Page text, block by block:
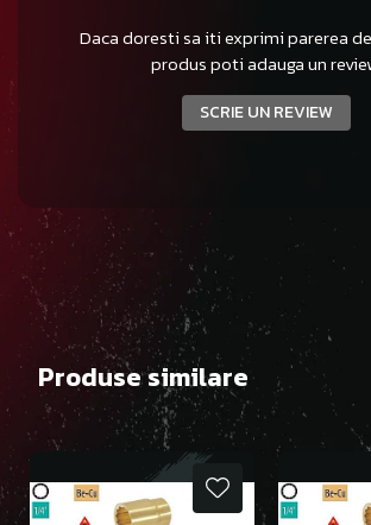
Daca doresti sa iti exprimi parerea
produs poti adauga un
SCRIE UN REVIEW
Produse similare